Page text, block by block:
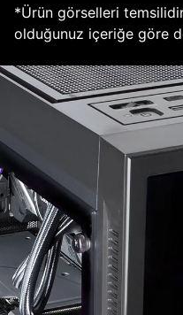
*Ürün görselleri
olduğunuz içeriğe göre